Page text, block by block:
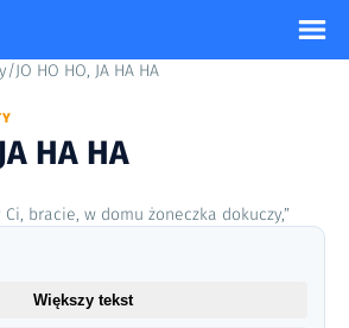
/JO HO HO, JA HA HA
HA HA
bracie, w domu żoneczka dokuczy,”
Większy tekst